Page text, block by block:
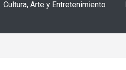
Cultura, Arte y Entretenimiento